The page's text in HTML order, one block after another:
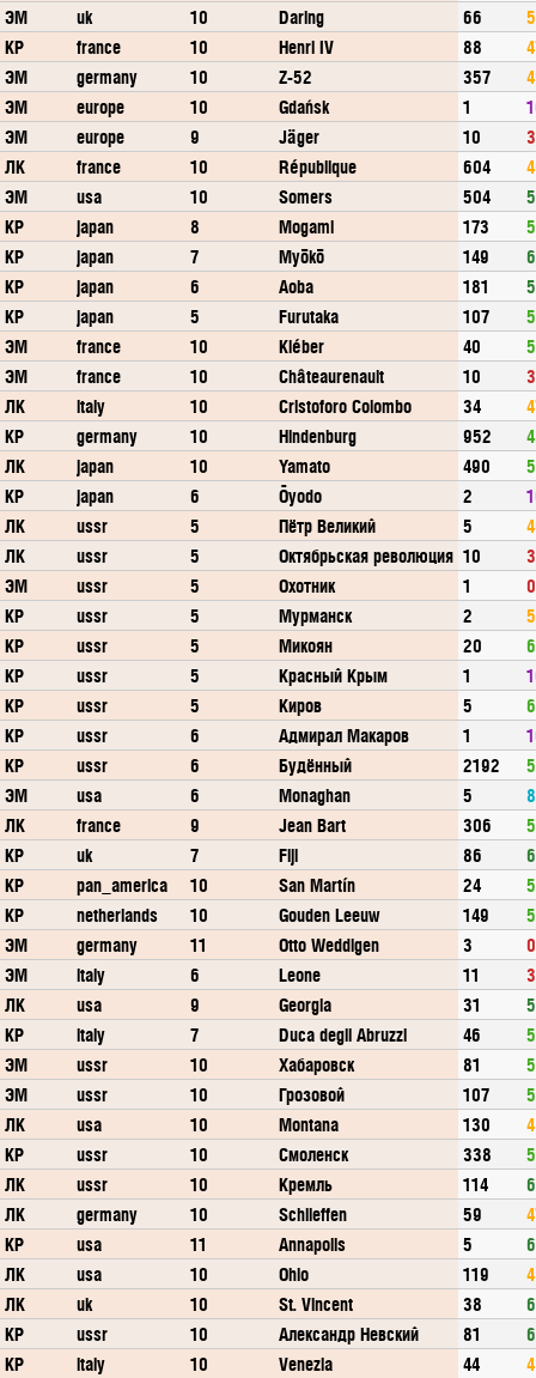
ЭМ
uk 10 Daring 66
КР
france 10 Henri IV 88
ЭМ
germany 10 Z-52 357
ЭМ
europe 10 Gdańsk 1
ЭМ
europe 9 Jäger 10
ЛК
france 10 République 604
ЭМ
usa 10 Somers 504
КР
japan 8 Mogami 173
КР
japan 7 Myōkō 149
КР
japan 6 Aoba 181
КР
japan 5 Furutaka 107
ЭМ
france 10 Kléber 40
ЭМ
france 10 Châteaurenault 10
ЛК
italy 10 Cristoforo Colombo 34
КР
germany 10 Hindenburg 952
ЛК
japan 10 Yamato 490
КР
japan 6 Ōyodo 2
ЛК
ussr 5 Пётр Великий 5
ЛК
ussr 5 Октябрьская революция 10
ЭМ
ussr 5 Охотник 1
0
КР
ussr 5 Мурманск 2
КР
ussr 5 Микоян 20
КР
ussr 5 Красный Крым 1
КР
ussr 5 Киров 5
КР
ussr 6 Адмирал Макаров 1
КР
ussr 6 Будённый 2192
ЭМ
usa 6 Monaghan 5
ЛК
france 9 Jean Bart 306
КР
uk 7 Fiji 86
КР
pan_america 10 San Martín 24
КР
netherlands 10 Gouden Leeuw 149
ЭМ
germany 11 Otto Weddigen 3
0
ЭМ
italy 6 Leone 11
ЛК
usa 9 Georgia 31
КР
italy 7 Duca degli Abruzzi 46
ЭМ
ussr 10 Хабаровск 81
ЭМ
ussr 10 Грозовой 107
ЛК
usa 10 Montana 130
КР
ussr 10 Смоленск 338
ЛК
ussr 10 Кремль 114
ЛК
germany 10 Schlieffen 59
КР
usa 11 Annapolis 5
ЛК
usa 10 Ohio 119
ЛК
uk 10 St. Vincent 38
КР
ussr 10 Александр Невский 81
КР
italy 10 Venezia 44